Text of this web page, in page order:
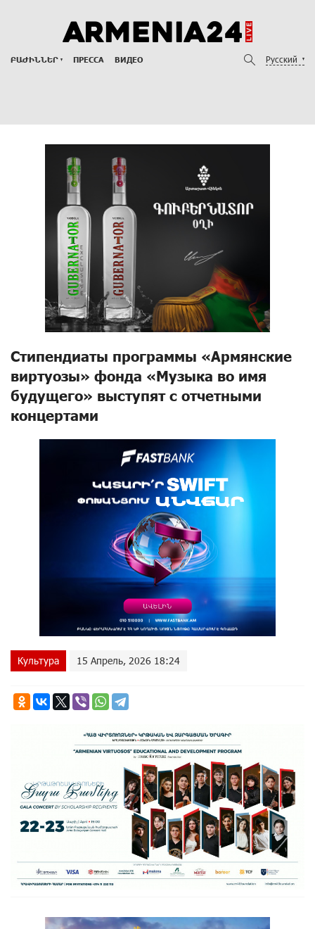
ԲԱԺԻՆՆԵՐ ПРЕССА ВИДЕО Русский
Стипендиаты программы «Армянские
виртуозы» фонда «Музыка во имя
будущего» выступят с отчетными
концертами
Культура 15 Апрель, 2026 18:24